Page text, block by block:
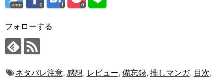
error 0 0
フォローする
ネタバレ注意, 感想, レビュー, 備忘録, 推しマンガ, 目次,